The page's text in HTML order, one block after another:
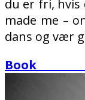
du er fri, hvis
made me –
dans og vær